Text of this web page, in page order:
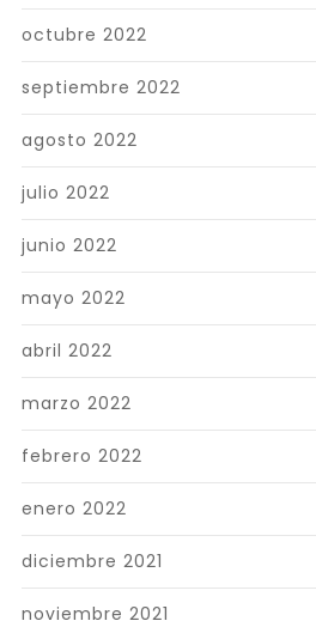
octubre 2022
septiembre 2022
agosto 2022
julio 2022
junio 2022
mayo 2022
abril 2022
marzo 2022
febrero 2022
enero 2022
diciembre 2021
noviembre 2021